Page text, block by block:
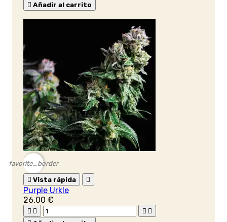
 Añadir al carrito
favorite_border
 Vista rápida 
Purple Urkle
26,00 €
   